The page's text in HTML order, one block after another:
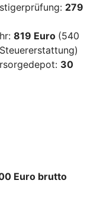
279
819 Euro (540
30
Euro brutto